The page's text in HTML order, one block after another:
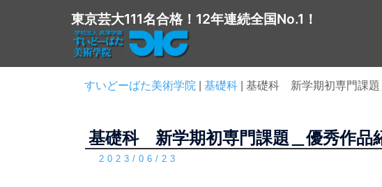
東京芸大111名合格！12年連続全国No.1！
すいどーばた美術学院 基礎科 基礎科 新学期初専門課題
基礎科 新学期初専門課題＿優秀作品
2023/06/23